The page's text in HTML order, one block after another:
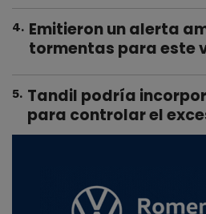
4. Emitieron un alerta
tormentas para este
5. Tandil podría
para controlar el